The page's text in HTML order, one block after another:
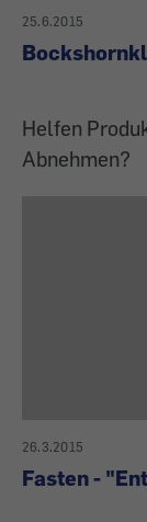
25.6.2015
Helfen
Abnehmen?
26.3.2015
Fasten -